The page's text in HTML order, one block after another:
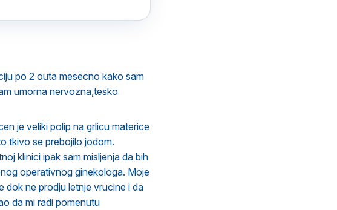
po 2 outa mesecno kako sam
umorna nervozna,tesko
je veliki polip na grlicu materice
tkivo se prebojilo jodom.
klinici ipak sam misljenja da bih
operativnog ginekologa. Moje
dok ne prodju letnje vrucine i da
da mi radi pomenutu